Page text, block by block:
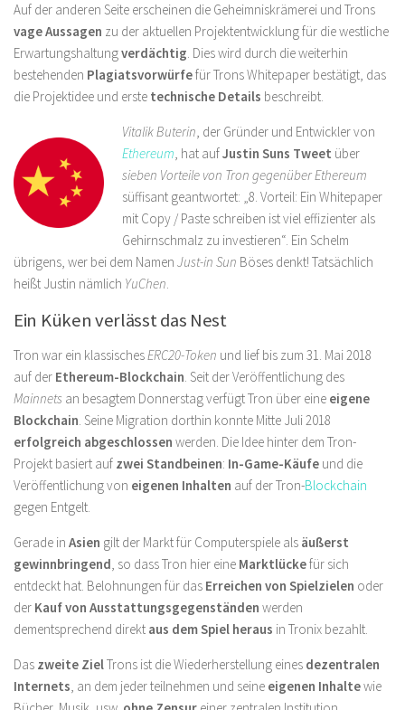
Auf der anderen Seite erscheinen die Geheimniskrämerei und Trons
vage Aussagen zu der aktuellen Projektentwicklung für die westliche
Erwartungshaltungverdächtig. Dies wird durch die weiterhin
bestehenden Plagiatsvorwürfefür Trons Whitepaper bestätigt, das
die Projektidee und erste technische Details beschreibt.
Vitalik Buterin, der Gründer und Entwickler von
Ethereum, hat aufJustin Suns Tweet über
sieben Vorteile von Tron gegenüber Ethereum
süffisant geantwortet: „8. Vorteil: Ein Whitepaper
mit Copy / Paste schreiben ist viel effizienter als
Gehirnschmalz zu investieren“. Ein Schelm
übrigens, wer bei dem Namen Just-in Sun Böses denkt! Tatsächlich
heißt Justin nämlich YuChen.
Ein Küken verlässt das Nest
Tron war ein klassischesERC20-Token und lief bis zum 31. Mai 2018
auf der Ethereum-Blockchain. Seit der Veröffentlichung des
Mainnets an besagtem Donnerstag verfügt Tron über eine eigene
Blockchain. Seine Migration dorthin konnte Mitte Juli 2018
erfolgreich abgeschlossen werden. Die Idee hinter dem Tron-
Projekt basiert auf zwei Standbeinen: In-Game-Käufe und die
Veröffentlichung von eigenen Inhalten auf der Tron-Blockchain
gegen Entgelt.
Gerade in Asien gilt der Markt für Computerspiele als äußerst
gewinnbringend, so dass Tron hier eine Marktlückefür sich
entdeckt hat. Belohnungen für das Erreichen von Spielzielen oder
der Kauf von Ausstattungsgegenständen werden
dementsprechend direkt aus dem Spiel heraus in Tronix bezahlt.
Das zweite ZielTrons ist die Wiederherstellung eines dezentralen
Internets, an dem jeder teilnehmen und seine eigenen Inhaltewie